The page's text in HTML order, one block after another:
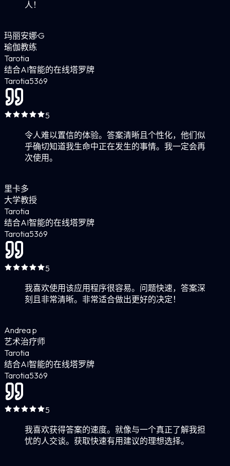
人！
玛丽安娜·G
瑜伽教练
Tarotia
结合AI智能的在线塔罗牌
Tarotia5369
5
令人难以置信的体验。答案清晰且个性化，他们似
乎确切知道我生命中正在发生的事情。我一定会再
次使用。
里卡多
大学教授
Tarotia
结合AI智能的在线塔罗牌
Tarotia5369
5
我喜欢使用该应用程序很容易。问题快速，答案深
刻且非常清晰。非常适合做出更好的决定！
Andrea p
艺术治疗师
Tarotia
结合AI智能的在线塔罗牌
Tarotia5369
5
我喜欢获得答案的速度。就像与一个真正了解我担
忧的人交谈。获取快速有用建议的理想选择。